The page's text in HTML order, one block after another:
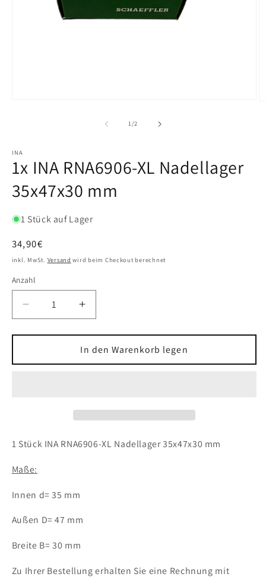
1/von
2
INA
1x INA RNA6906-XL Nadellager
35x47x30 mm
1 Stück auf Lager
Normaler
Preis
34,90€
inkl. MwSt. Versand wird beim Checkout berechnet
Anzahl
Verringere
die
Menge
1x
Nadellager
mm
Erhöhe
die
Menge
für
1x
Nadellager
mm
In den Warenkorb legen
1 Stück INA RNA6906-XL Nadellager 35x47x30 mm
Maße:
Innen d= 35 mm
Außen D= 47 mm
Breite B= 30 mm
Zu Ihrer Bestellung erhalten Sie eine Rechnung mit